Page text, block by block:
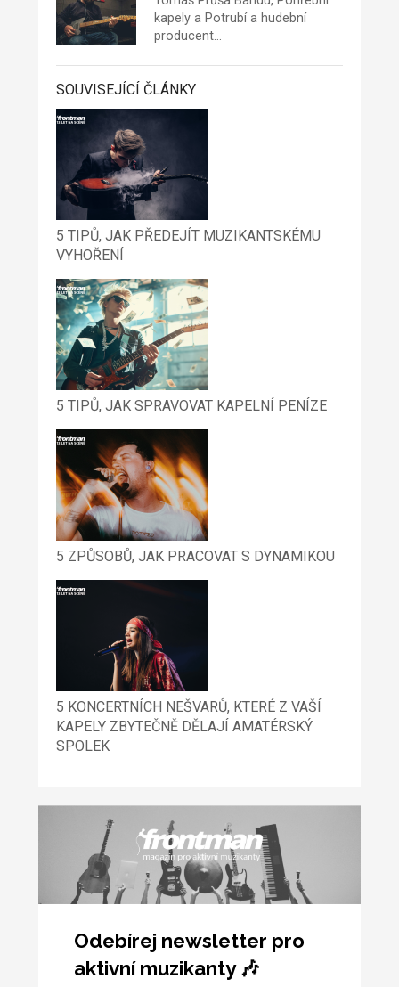
kapelya Potrubía hudební
producent…
SOUVISEJÍCÍ ČLÁNKY
5 TIPŮ, JAK PŘEDEJÍT MUZIKANTSKÉMU
VYHOŘENÍ
5 TIPŮ, JAK SPRAVOVAT KAPELNÍ PENÍZE
5 ZPŮSOBŮ, JAK PRACOVAT S DYNAMIKOU
5 KONCERTNÍCH NEŠVARŮ, KTERÉ Z VAŠÍ
KAPELY ZBYTEČNĚ DĚLAJÍ AMATÉRSKÝ
SPOLEK
Odebírej newsletter pro
aktivní muzikanty 🎶